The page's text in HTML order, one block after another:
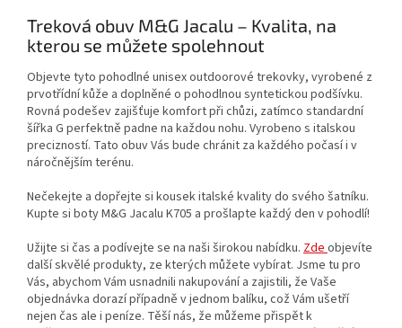
Treková obuv M&G Jacalu – Kvalita, na
kterou se můžete spolehnout
Objevte tyto pohodlné unisex outdoorové trekovky, vyrobené z
prvotřídní kůže a doplněné o pohodlnou syntetickou podšívku.
Rovná podešev zajišťuje komfort při chůzi, zatímco standardní
šířka G perfektně padne na každou nohu. Vyrobeno s italskou
precizností. Tato obuv Vás bude chránit za každého počasí i v
náročnějším terénu.
Nečekejte a dopřejte si kousek italské kvality do svého šatníku.
Kupte si boty M&G Jacalu K705 a prošlapte každý den v pohodlí!
Užijte si čas a podívejte se na naši širokou nabídku. Zdeobjevíte
další skvělé produkty, ze kterých můžete vybírat. Jsme tu pro
Vás, abychom Vám usnadnili nakupování a zajistili, že Vaše
objednávka dorazí případně v jednom balíku, což Vám ušetří
nejen čas ale i peníze. Těší nás, že můžeme přispět k